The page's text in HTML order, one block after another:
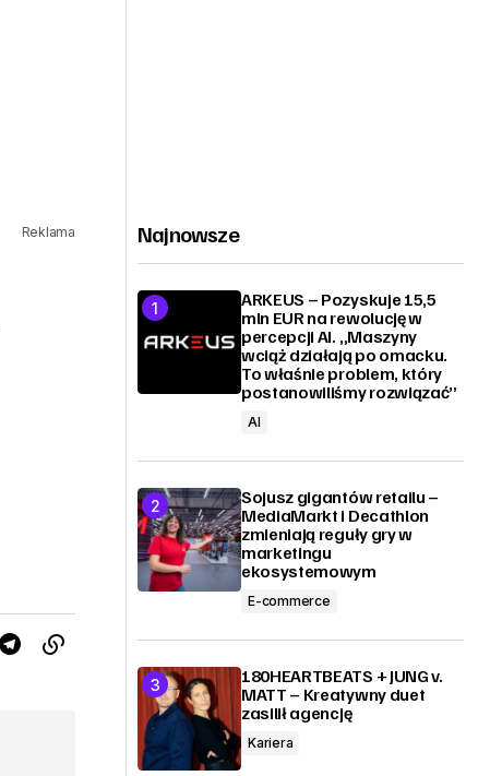
Reklama Najnowsze
ARKEUS – Pozyskuje 15,5
mln EUR na rewolucję w
percepcji AI. „Maszyny
wciąż działają po omacku.
To właśnie problem, który
postanowiliśmy rozwiązać”
AI
Sojusz gigantów retailu –
MediaMarkt i Decathlon
zmieniają reguły gry w
marketingu
ekosystemowym
E-commerce
180HEARTBEATS + JUNG v.
MATT – Kreatywny duet
zasilił agencję
Kariera